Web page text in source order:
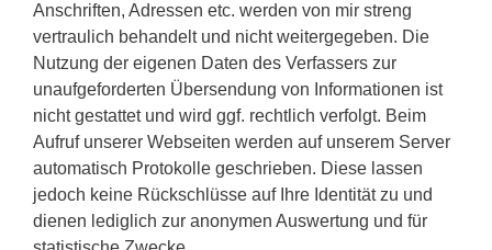
Anschriften, Adressen etc. werden von mir streng
vertraulich behandelt und nicht weitergegeben. Die
Nutzung der eigenen Daten des Verfassers zur
unaufgeforderten Übersendung von Informationen ist
nicht gestattet und wird ggf. rechtlich verfolgt. Beim
Aufruf unserer Webseiten werden auf unserem Server
automatisch Protokolle geschrieben. Diese lassen
jedoch keine Rückschlüsse auf Ihre Identität zu und
dienen lediglich zur anonymen Auswertung und für